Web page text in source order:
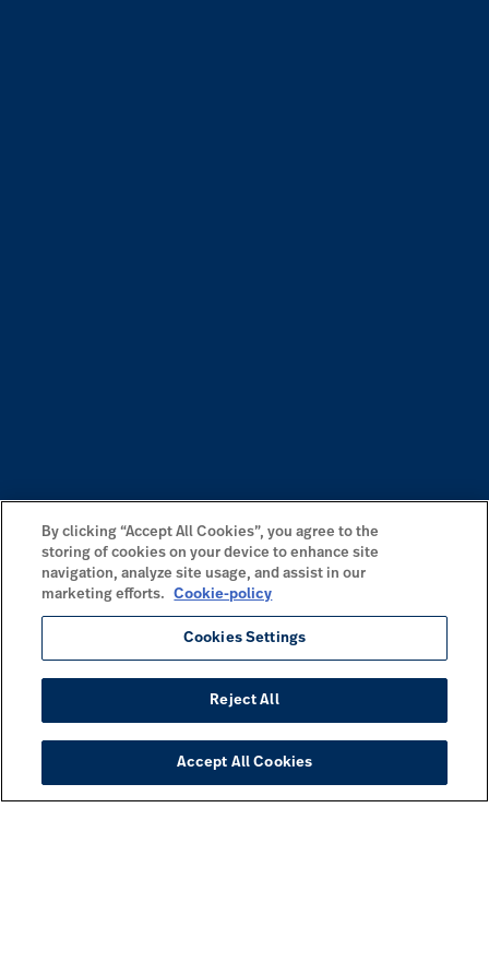
By clicking “Accept All Cookies”, you agree to the
storing of cookies on your device to enhance site
navigation, analyze site usage, and assist in our
marketing efforts.
Cookie-policy
Cookies Settings
Reject All
Accept All Cookies